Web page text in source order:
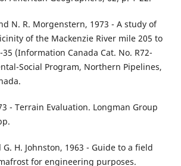
N. R. Morgenstern, 1973 - A study of
of the Mackenzie River mile 205 to
(Information Canada Cat. No. R72-
Social Program, Northern Pipelines,
- Terrain Evaluation. Longman Group
G. H. Johnston, 1963 - Guide to a field
for engineering purposes.